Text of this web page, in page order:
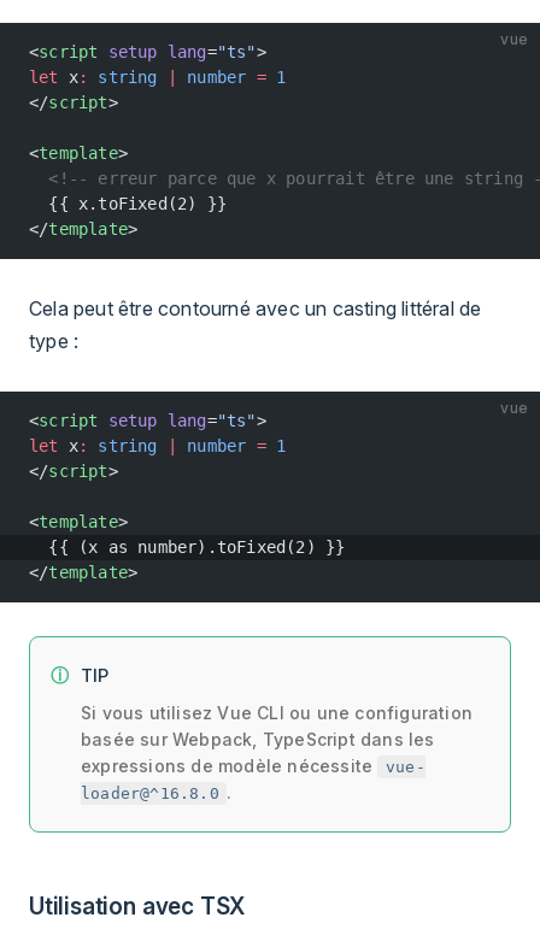
vue
<script setup lang="ts">
let
x: string number = 1
</script>
<template>
<!-- erreur parce que x pourrait être une string
  {{ x.toFixed(2) }}
</template>
Cela peut être contourné avec un casting littéral de
type :
vue
<script setup lang="ts">
let
x: string number = 1
</script>
<template>
  {{ (x as number).toFixed(2) }}
</template>
TIP
Si vous utilisez Vue CLI ou une configuration
basée sur Webpack, TypeScript dans les
expressions de modèle nécessite
vue-
loader@^16.8.0 .
Utilisation avec TSX